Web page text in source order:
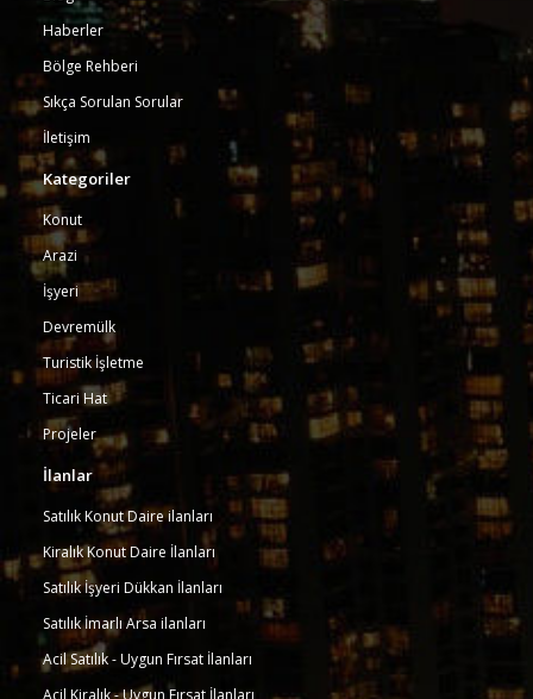
Haberler
Bölge Rehberi
Sıkça Sorulan Sorular
İletişim
Kategoriler
Konut
Arazi
İşyeri
Devremülk
Turistik İşletme
Ticari Hat
Projeler
İlanlar
Satılık Konut Daire ilanları
Kiralık Konut Daire İlanları
Satılık İşyeri Dükkan İlanları
Satılık İmarlı Arsa ilanları
Acil Satılık - Uygun Fırsat İlanları
Acil Kiralık - Uygun Fırsat İlanları